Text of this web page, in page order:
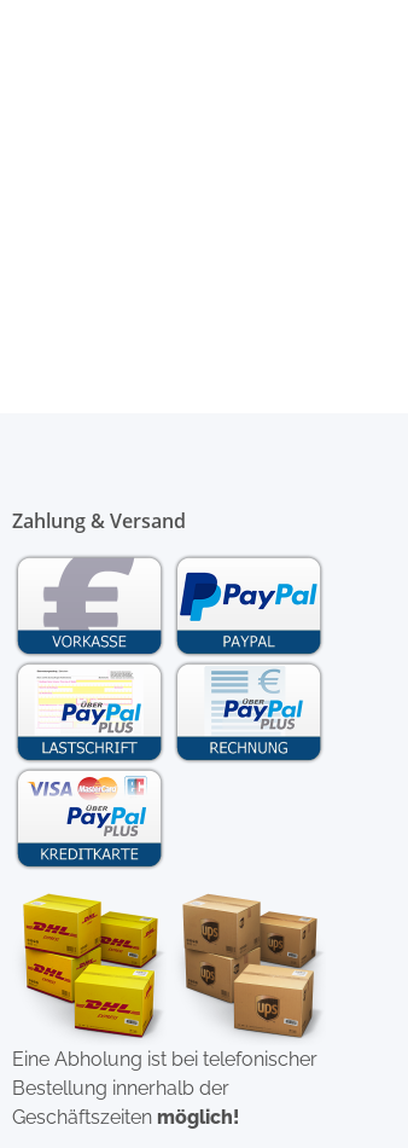
Zahlung & Versand
Eine Abholung ist bei telefonischer
Bestellung innerhalb der
Geschäftszeiten möglich!